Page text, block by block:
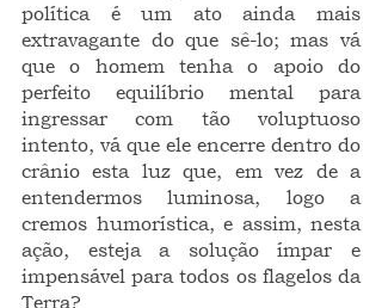
política é um ato ainda mais
extravagante do que sê-lo; mas vá
que o homem tenha o apoio do
perfeito equilíbrio mental para
ingressar com tão voluptuoso
intento, vá que ele encerre dentro do
crânio esta luz que, em vez de a
entendermos luminosa, logo a
cremos humorística, e assim, nesta
ação, esteja a solução ímpar e
impensável para todos os flagelos da
Terra?